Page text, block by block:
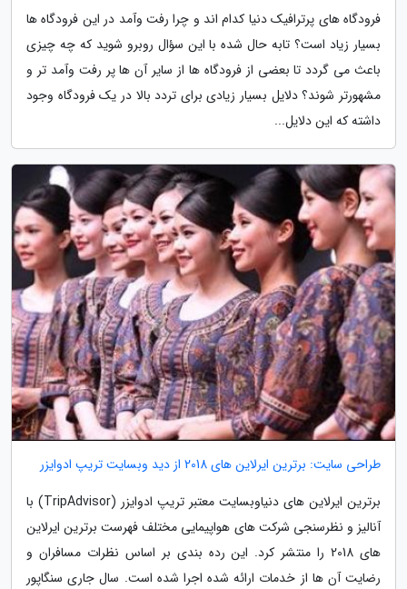
فرودگاه های پرترافیک دنیا کدام اند و چرا رفت وآمد در این فرودگاه ها
بسیار زیاد است؟ تابه حال شده با این سؤال روبرو شوید که چه چیزی
باعث می گردد تا بعضی از فرودگاه ها از سایر آن ها پر رفت وآمد تر و
مشهورتر شوند؟ دلایل بسیار زیادی برای تردد بالا در یک فرودگاه وجود
داشته که این دلایل...
طراحی سایت: برترین ایرلاین های 2018 از دید وبسایت تریپ ادوایزر
برترین ایرلاین های دنیاوبسایت معتبر تریپ ادوایزر (TripAdvisor) با
آنالیز و نظرسنجی شرکت های هواپیمایی مختلف فهرست برترین ایرلاین
های 2018 را منتشر کرد. این رده بندی بر اساس نظرات مسافران و
رضایت آن ها از خدمات ارائه شده اجرا شده است. سال جاری سنگاپور